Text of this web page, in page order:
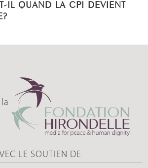
T-IL QUAND LA CPI DEVIENT
LE SOUTIEN DE